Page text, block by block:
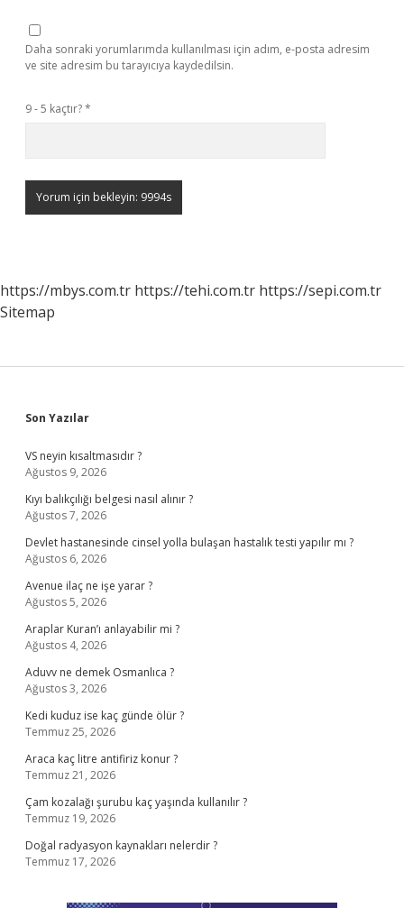
Daha sonraki yorumlarımda kullanılması için adım, e-posta adresim
ve site adresim bu tarayıcıya kaydedilsin.
9 - 5 kaçtır?*
https://mbys.com.tr https://tehi.com.tr https://sepi.com.tr
Sitemap
Sidebar
Son Yazılar
VS neyin kısaltmasıdır ?
Ağustos 9, 2026
Kıyı balıkçılığı belgesi nasıl alınır ?
Ağustos 7, 2026
Devlet hastanesinde cinsel yolla bulaşan hastalık testi yapılır mı ?
Ağustos 6, 2026
Avenue ilaç ne işe yarar ?
Ağustos 5, 2026
Araplar Kuran’ı anlayabilir mi ?
Ağustos 4, 2026
Aduvv ne demek Osmanlıca ?
Ağustos 3, 2026
Kedi kuduz ise kaç günde ölür ?
Temmuz 25, 2026
Araca kaç litre antifiriz konur ?
Temmuz 21, 2026
Çam kozalağı şurubu kaç yaşında kullanılır ?
Temmuz 19, 2026
Doğal radyasyon kaynakları nelerdir ?
Temmuz 17, 2026